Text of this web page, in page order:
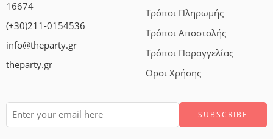
16674
(+30)211-0154536
info@theparty.gr
theparty.gr
Τρόποι Πληρωμής
Τρόποι Αποστολής
Τρόποι Παραγγελίας
Οροι Χρήσης